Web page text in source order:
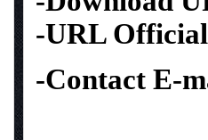
-URL
-Contact E-